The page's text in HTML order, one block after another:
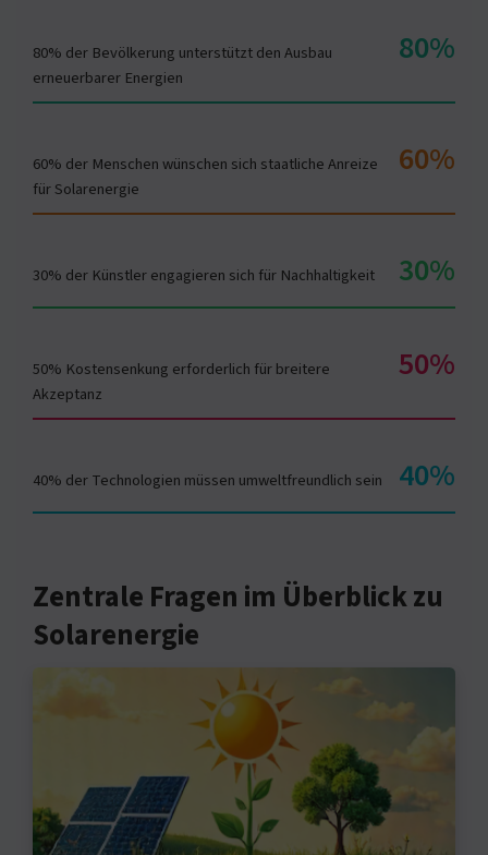
80% der Bevölkerung unterstützt den Ausbau
erneuerbarer Energien
80%
60% der Menschen wünschen sich staatliche Anreize
für Solarenergie
60%
30% der Künstler engagieren sich für Nachhaltigkeit 30%
50% Kostensenkung erforderlich für breitere
Akzeptanz
50%
40% der Technologien müssen umweltfreundlich sein 40%
Zentrale Fragen im Überblick zu
Solarenergie